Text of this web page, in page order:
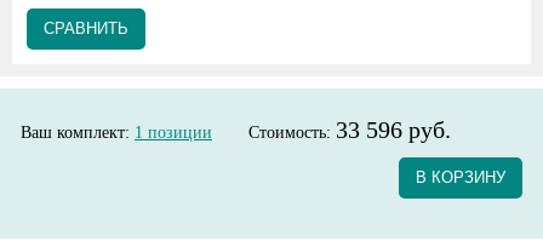
СРАВНИТЬ
Ваш комплект: 1 позиции Стоимость: 33 596 руб.
В КОРЗИНУ